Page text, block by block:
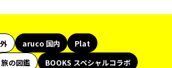
aruco 国内
Plat
旅の図鑑
BOOKS スペシャルコラボ